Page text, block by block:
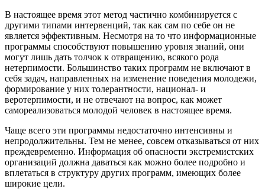
В настоящее время этот метод частично комбинируется с
другими типами интервенций, так как сам по себе он не
является эффективным. Несмотря на то что информационные
программы способствуют повышению уровня знаний, они
могут лишь дать толчок к отвращению, всякого рода
нетерпимости. Большинство таких программ не включают в
себя задач, направленных на изменение поведения молодежи,
формирование у них толерантности, национал- и
веротерпимости, и не отвечают на вопрос, как может
самореализоваться молодой человек в настоящее время.
Чаще всего эти программы недостаточно интенсивны и
непродолжительны. Тем не менее, совсем отказываться от них
преждевременно. Информация об опасности экстремистских
организаций должна даваться как можно более подробно и
вплетаться в структуру других программ, имеющих более
широкие цели.